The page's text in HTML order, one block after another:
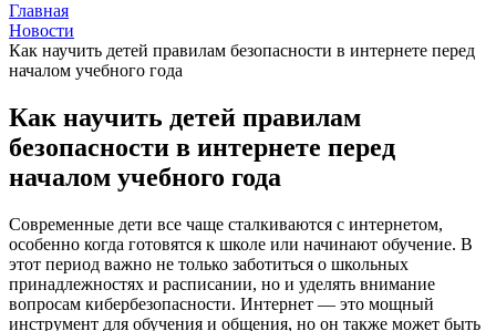
Главная
Новости
Как научить детей правилам безопасности в интернете перед
началом учебного года
Как научить детей правилам
безопасности в интернете перед
началом учебного года
Современные дети все чаще сталкиваются с интернетом,
особенно когда готовятся к школе или начинают обучение. В
этот период важно не только заботиться о школьных
принадлежностях и расписании, но и уделять внимание
вопросам кибербезопасности. Интернет — это мощный
инструмент для обучения и общения, но он также может быть